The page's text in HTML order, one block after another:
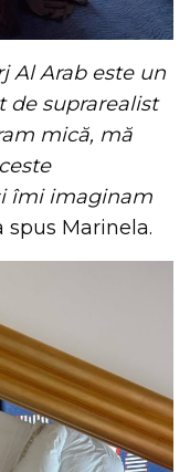
Al Arab este un
de suprarealist
mică, mă
îmi imaginam
spus Marinela.